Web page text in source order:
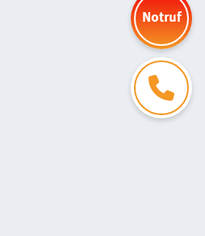
Notruf
Kontakt